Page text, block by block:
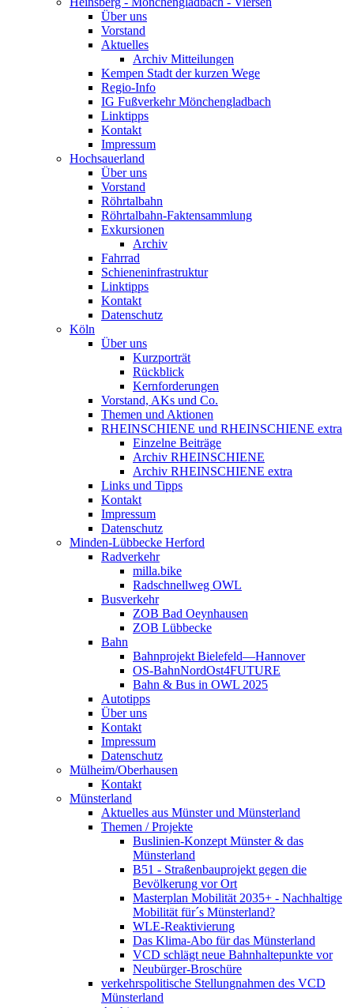
Über uns
Vorstand
Aktuelles
Archiv Mitteilungen
Kempen Stadt der kurzen Wege
Regio-Info
IG Fußverkehr Mönchengladbach
Linktipps
Kontakt
Impressum
Hochsauerland
Über uns
Vorstand
Röhrtalbahn
Röhrtalbahn-Faktensammlung
Exkursionen
Archiv
Fahrrad
Schieneninfrastruktur
Linktipps
Kontakt
Datenschutz
Köln
Über uns
Kurzporträt
Rückblick
Kernforderungen
Vorstand, AKs und Co.
Themen und Aktionen
RHEINSCHIENE und RHEINSCHIENE extra
Einzelne Beiträge
Archiv RHEINSCHIENE
Archiv RHEINSCHIENE extra
Links und Tipps
Kontakt
Impressum
Datenschutz
Minden-Lübbecke Herford
Radverkehr
milla.bike
Radschnellweg OWL
Busverkehr
ZOB Bad Oeynhausen
ZOB Lübbecke
Bahn
Bahnprojekt Bielefeld—Hannover
OS-BahnNordOst4FUTURE
Bahn & Bus in OWL 2025
Autotipps
Über uns
Kontakt
Impressum
Datenschutz
Mülheim/Oberhausen
Kontakt
Münsterland
Aktuelles aus Münster und Münsterland
Themen / Projekte
Buslinien-Konzept Münster & das
Münsterland
B51 - Straßenbauprojekt gegen die
Bevölkerung vor Ort
Masterplan Mobilität 2035+ - Nachhaltige
Mobilität für´s Münsterland?
WLE-Reaktivierung
Das Klima-Abo für das Münsterland
VCD schlägt neue Bahnhaltepunkte vor
Neubürger-Broschüre
verkehrspolitische Stellungnahmen des VCD
Münsterland